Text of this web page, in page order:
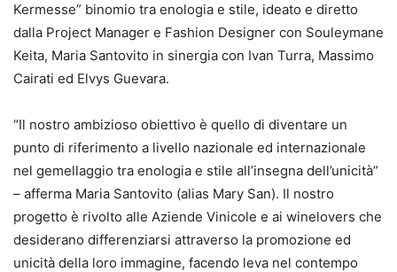
Kermesse” binomio tra enologia e stile, ideato e diretto
dalla Project Manager e Fashion Designer con Souleymane
Keita, Maria Santovito in sinergia con Ivan Turra, Massimo
Cairati ed Elvys Guevara.
“Il nostro ambizioso obiettivo è quello di diventare un
punto di riferimento a livello nazionale ed internazionale
nel gemellaggio tra enologia e stile all’insegna dell’unicità”
– afferma Maria Santovito (alias Mary San). Il nostro
progetto è rivolto alle Aziende Vinicole e ai winelovers che
desiderano differenziarsi attraverso la promozione ed
unicità della loro immagine, facendo leva nel contempo